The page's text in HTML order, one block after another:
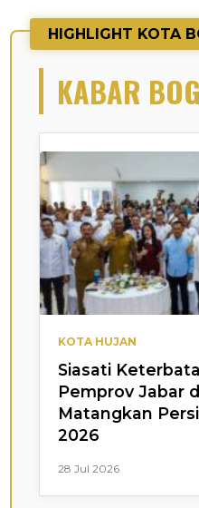
HIGHLIGHT KOTA
KABAR
KOTA HUJAN
Siasati
Pemprov Jabar
Matangkan
2026
28 Jul 2026